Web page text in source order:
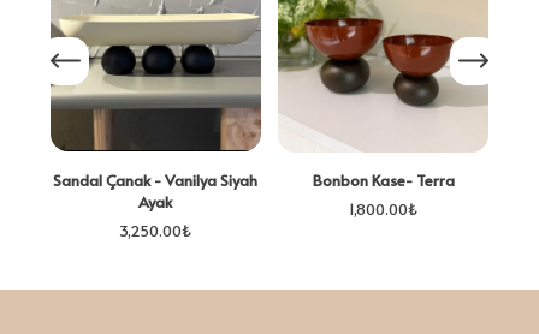
Sandal Çanak - Vanilya Siyah
Ayak
3,250.00₺
Bonbon Kase- Terra
1,800.00₺